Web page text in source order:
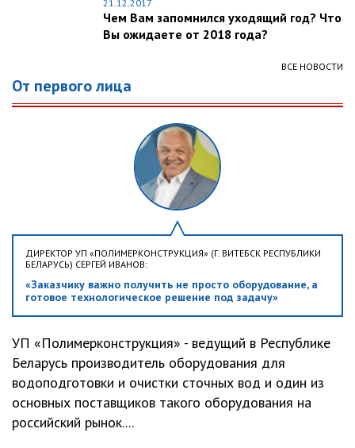
21.12.2017
Чем Вам запомнился уходящий год? Что
Вы ожидаете от 2018 года?
ВСЕ НОВОСТИ
От первого лица
ДИРЕКТОР УП «ПОЛИМЕРКОНСТРУКЦИЯ» (Г. ВИТЕБСК РЕСПУБЛИКИ
БЕЛАРУСЬ) СЕРГЕЙ ИВАНОВ:
«Заказчику важно получить не просто оборудование, а
готовое технологическое решение под задачу»
УП «Полимерконструкция» - ведущий в Республике
Беларусь производитель оборудования для
водоподготовки и очистки сточных вод и один из
основных поставщиков такого оборудования на
российский рынок....